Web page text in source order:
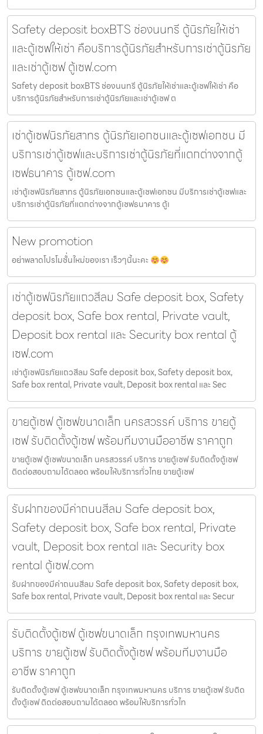
Safety deposit boxBTS ช่องนนทรี ตู้นิรภัยให้เช่า
และตู้เซฟให้เช่า คือบริการตู้นิรภัยสำหรับการเช่าตู้นิรภัย
และเช่าตู้เซฟ ตู้เซฟ.com
Safety deposit boxBTS ช่องนนทรี ตู้นิรภัยให้เช่าและตู้เซฟให้เช่า คือ
บริการตู้นิรภัยสำหรับการเช่าตู้นิรภัยและเช่าตู้เซฟ ต
เช่าตู้เซฟนิรภัยสาทร ตู้นิรภัยเอกชนและตู้เซฟเอกชน มี
บริการเช่าตู้เซฟและบริการเช่าตู้นิรภัยที่แตกต่างจากตู้
เซฟธนาคาร ตู้เซฟ.com
เช่าตู้เซฟนิรภัยสาทร ตู้นิรภัยเอกชนและตู้เซฟเอกชน มีบริการเช่าตู้เซฟและ
บริการเช่าตู้นิรภัยที่แตกต่างจากตู้เซฟธนาคาร ตู้เ
New promotion
อย่าพลาดโปรโมชั้่นใหม่ของเรา เร็วๆนี้นะคะ
เช่าตู้เซฟนิรภัยแถวสีลม Safe deposit box, Safety
deposit box, Safe box rental, Private vault,
Deposit box rental และ Security box rental ตู้
เซฟ.com
เช่าตู้เซฟนิรภัยแถวสีลม Safe deposit box, Safety deposit box,
Safe box rental, Private vault, Deposit box rental และ Sec
ขายตู้เซฟ ตู้เซฟขนาดเล็ก นครสวรรค์ บริการ ขายตู้
เซฟ รับติดตั้งตู้เซฟ พร้อมทีมงานมืออาชีพ ราคาถูก
ขายตู้เซฟ ตู้เซฟขนาดเล็ก นครสวรรค์ บริการ ขายตู้เซฟ รับติดตั้งตู้เซฟ
ติดต่อสอบถามได้ตลอด พร้อมให้บริการทั่วไทย ขายตู้เซฟ
รับฝากของมีค่าถนนสีลม Safe deposit box,
Safety deposit box, Safe box rental, Private
vault, Deposit box rental และ Security box
rental ตู้เซฟ.com
รับฝากของมีค่าถนนสีลม Safe deposit box, Safety deposit box,
Safe box rental, Private vault, Deposit box rental และ Secur
รับติดตั้งตู้เซฟ ตู้เซฟขนาดเล็ก กรุงเทพมหานคร
บริการ ขายตู้เซฟ รับติดตั้งตู้เซฟ พร้อมทีมงานมือ
อาชีพ ราคาถูก
รับติดตั้งตู้เซฟ ตู้เซฟขนาดเล็ก กรุงเทพมหานคร บริการ ขายตู้เซฟ รับติด
ตั้งตู้เซฟ ติดต่อสอบถามได้ตลอด พร้อมให้บริการทั่วไท